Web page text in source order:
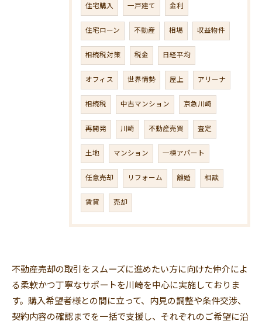
住宅購入 一戸建て 金利
住宅ローン 不動産 相場 収益物件
相続税対策 税金 日経平均
オフィス 世界情勢 屋上 アリーナ
相続税 中古マンション 京急川崎
再開発 川崎 不動産売買 査定
土地 マンション 一棟アパート
任意売却 リフォーム 離婚 相談
賃貸 売却
不動産売却の取引をスムーズに進めたい方に向けた仲介によ
る柔軟かつ丁寧なサポートを川崎を中心に実施しておりま
す。購入希望者様との間に立って、内見の調整や条件交渉、
契約内容の確認までを一括で支援し、それぞれのご希望に沿